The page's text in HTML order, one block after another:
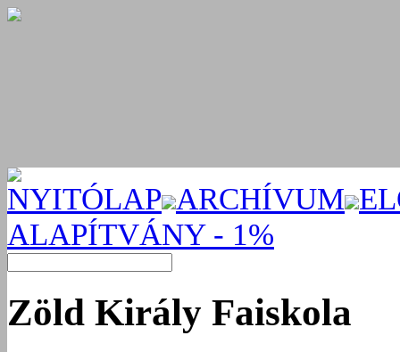
NYITÓLAP ARCHÍVUM
ALAPÍTVÁNY - 1%
Zöld Király Faiskola